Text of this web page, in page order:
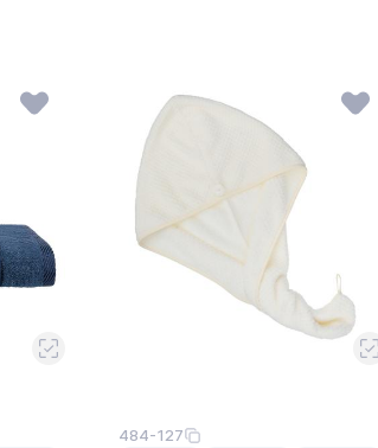
484-127